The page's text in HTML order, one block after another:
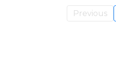
Previous